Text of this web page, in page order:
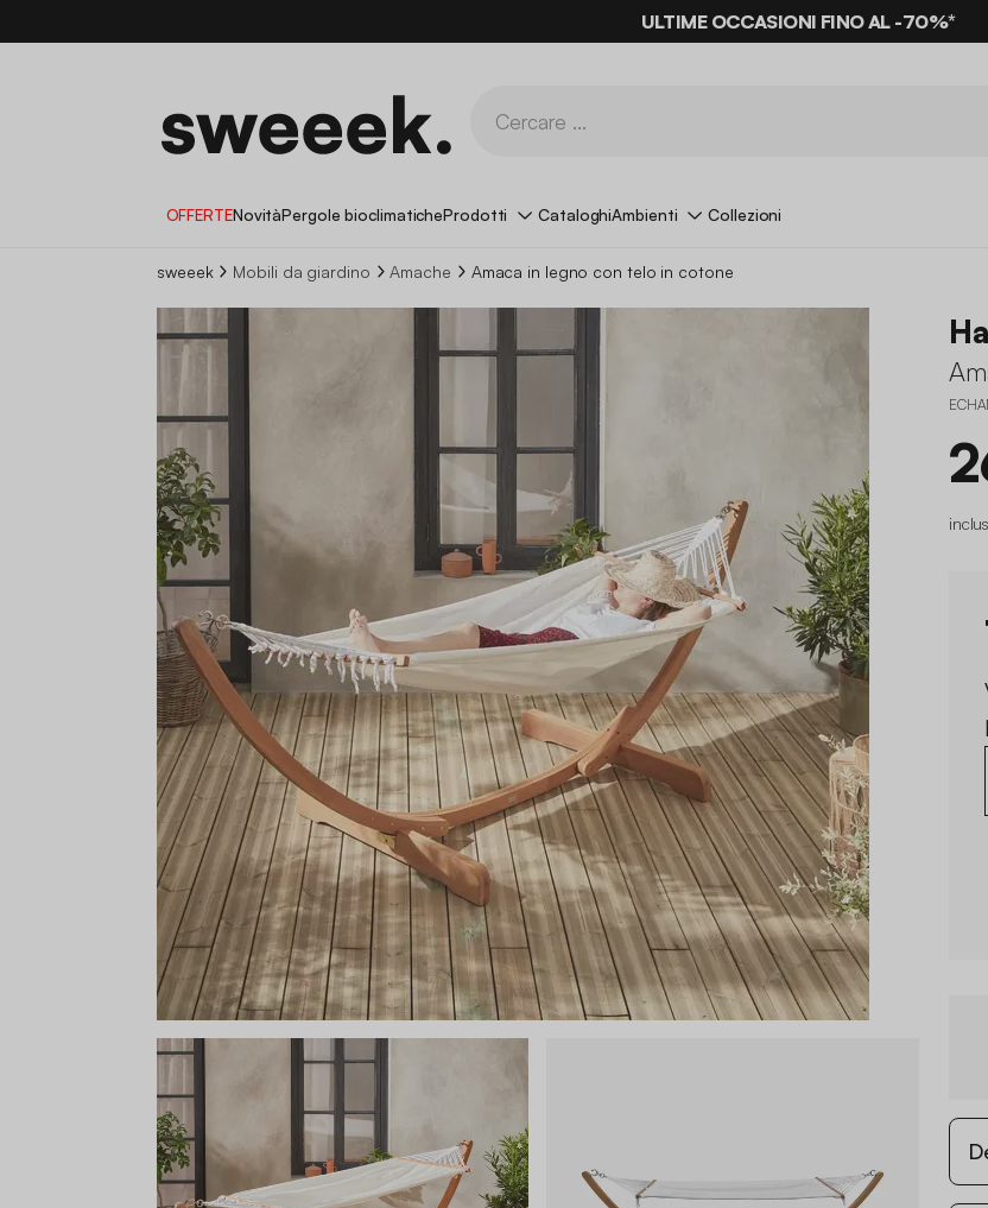
ULTIME OCCASIONI FINO AL -70%*
OFFERTENovitàPergole bioclimaticheProdotti CataloghiAmbienti Collezioni
sweeek Mobili da giardino Amache Amaca in legno con telo in cotone